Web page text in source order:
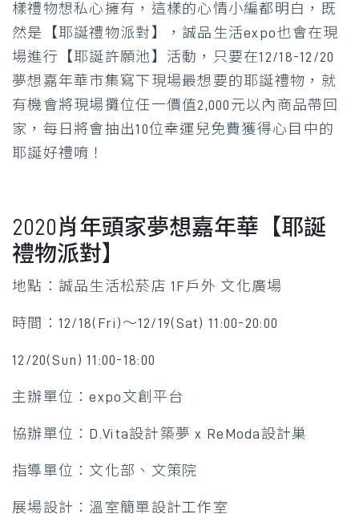
樣禮物想私心擁有，這樣的心情小編都明白，既
然是【耶誕禮物派對】，誠品生活expo也會在現
場進行【耶誕許願池】活動，只要在12/18-12/20
夢想嘉年華市集寫下現場最想要的耶誕禮物，就
有機會將現場攤位任一價值2,000元以內商品帶回
家，每日將會抽出10位幸運兒免費獲得心目中的
耶誕好禮唷！
2020肖年頭家夢想嘉年華【耶誕
禮物派對】
地點：誠品生活松菸店 1F戶外 文化廣場
時間：12/18(Fri)～12/19(Sat) 11:00-20:00
12/20(Sun) 11:00-18:00
主辦單位：expo文創平台
協辦單位：D.Vita設計築夢 x ReModa設計巢
指導單位：文化部、文策院
展場設計：溫室簡單設計工作室